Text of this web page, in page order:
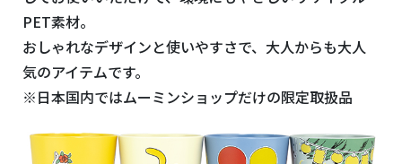
PET素材。
おしゃれなデザインと使いやすさで、大人からも大人
気のアイテムです。
※日本国内ではムーミンショップだけの限定取扱品